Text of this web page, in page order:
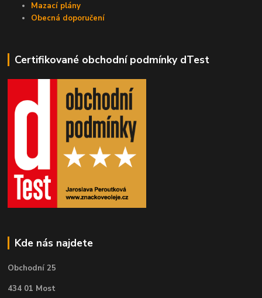
Mazací plány
Obecná doporučení
Certifikované obchodní podmínky dTest
Kde nás najdete
Obchodní 25
434 01 Most